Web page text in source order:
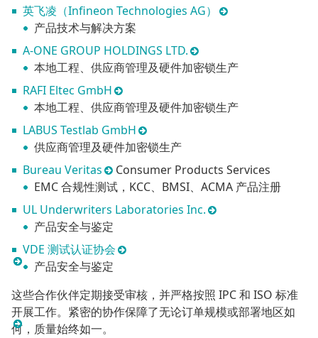
英飞凌（Infineon Technologies AG）
产品技术与解决方案
A-ONE GROUP HOLDINGS LTD.
本地工程、供应商管理及硬件加密锁生产
RAFI Eltec GmbH
本地工程、供应商管理及硬件加密锁生产
LABUS Testlab GmbH
供应商管理及硬件加密锁生产
Bureau Veritas
Consumer Products Services
EMC 合规性测试，KCC、BMSI、ACMA 产品注册
UL Underwriters Laboratories Inc.
产品安全与鉴定
VDE 测试认证协会
产品安全与鉴定
这些合作伙伴定期接受审核，并严格按照 IPC 和 ISO 标准
开展工作。紧密的协作保障了无论订单规模或部署地区如
何，质量始终如一。